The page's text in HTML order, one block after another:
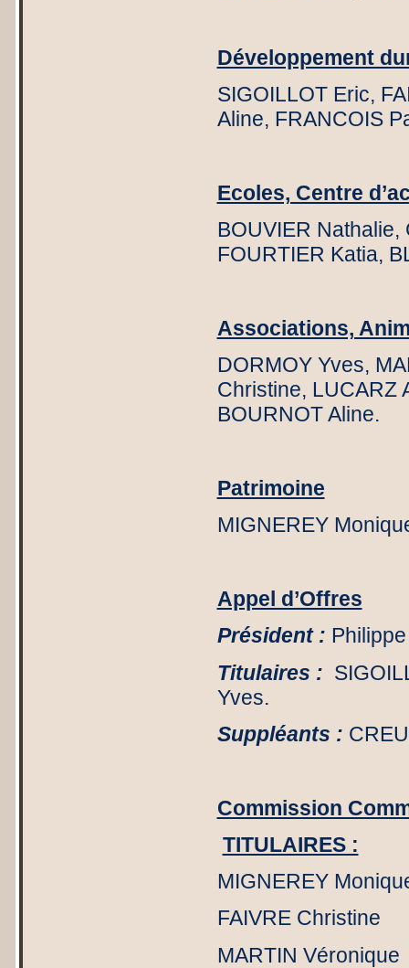
Développement
SIGOILLOT Eric,
Aline, FRANCOIS
Ecoles, Centre
BOUVIER Nathalie,
FOURTIER Katia,
Associations,
DORMOY Yves,
Christine, LUCARZ
BOURNOT Aline.
Patrimoine
MIGNEREY
Appel d’Offres
Président :
Titulaires :
Yves.
Suppléants :
Commission
TITULAIRES :
MIGNEREY
FAIVRE
MARTIN